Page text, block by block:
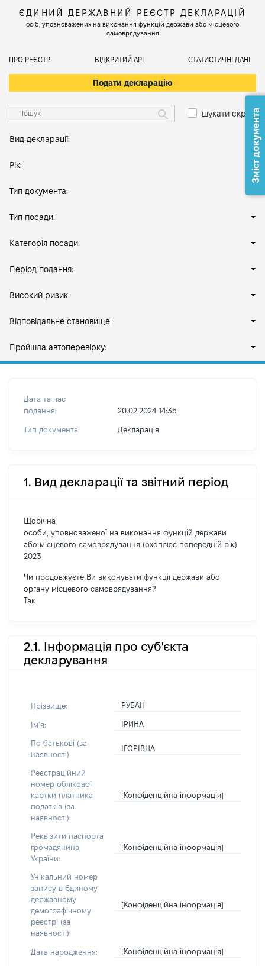
ЄДИНИЙ ДЕРЖАВНИЙ РЕЄСТР ДЕКЛАРАЦІЙ
осіб, уповноважених на виконання функцій держави або місцевого
самоврядування
ПРО РЕЄСТР ВІДКРИТИЙ АРІ СТАТИСТИЧНІ ДАНІ
Подати декларацію
шукати скрізь
Вид декларації:
Рік:
Тип документа:
Тип посади:
Категорія посади:
Період подання:
Високий ризик:
Відповідальне становище:
Пройшла автоперевірку:
Дата та час
подання:
20.02.2024 14:35
Тип документа: Декларація
1. Вид декларації та звітний період
Щорічна
особи, уповноваженої на виконання функцій держави
або місцевого самоврядування (охоплює попередній рік)
2023
Чи продовжуєте Ви виконувати функції держави або
органу місцевого самоврядування?
Так
2.1. Інформація про суб'єкта
декларування
Прізвище: РУБАН
Імʼя: ІРИНА
По батькові (за
наявності):
ІГОРІВНА
Реєстраційний
номер облікової
картки платника
податків (за
наявності):
[Конфіденційна інформація]
Реквізити паспорта
громадянина
України:
[Конфіденційна інформація]
Унікальний номер
запису в Єдиному
державному
демографічному
реєстрі (за
наявності):
[Конфіденційна інформація]
Дата народження: [Конфіденційна інформація]
Зміст документа